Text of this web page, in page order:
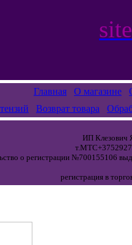
Главная О магазине
Возврат товара
ИП Клезович
о регистрации №700155106
регистрация в